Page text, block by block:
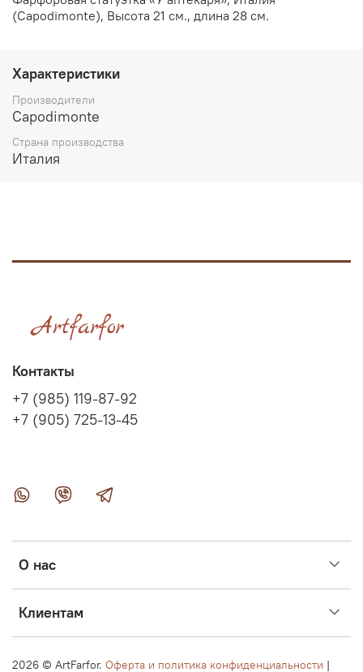
(Capodimonte), Высота 21 см., длина 28 см.
Характеристики
Производители
Capodimonte
Страна производства
Италия
О нас
Клиентам
Контакты
+7 (985) 119-87-92
+7 (905) 725-13-45
2026 © ArtFarfor. Оферта и политика конфиденциальности |